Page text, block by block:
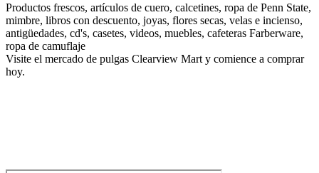
Productos frescos, artículos de cuero, calcetines, ropa de Penn State,
mimbre, libros con descuento, joyas, flores secas, velas e incienso,
antigüedades, cd's, casetes, videos, muebles, cafeteras Farberware,
ropa de camuflaje
Visite el mercado de pulgas Clearview Mart y comience a comprar
hoy.